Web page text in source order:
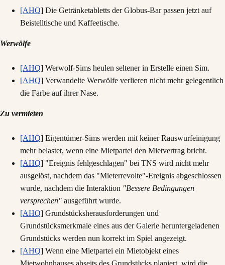
[AHQ] Die Getränketabletts der Globus-Bar passen jetzt auf
Beistelltische und Kaffeetische.
Werwölfe
[AHQ] Werwolf-Sims heulen seltener in Erstelle einen Sim.
[AHQ] Verwandelte Werwölfe verlieren nicht mehr gelegentlich
die Farbe auf ihrer Nase.
Zu vermieten
[AHQ] Eigentümer-Sims werden mit keiner Rauswurfeinigung
mehr belastet, wenn eine Mietpartei den Mietvertrag bricht.
[AHQ] "Ereignis fehlgeschlagen" bei TNS wird nicht mehr
ausgelöst, nachdem das "Mieterrevolte"-Ereignis abgeschlossen
wurde, nachdem die Interaktion "Bessere Bedingungen
versprechen" ausgeführt wurde.
[AHQ] Grundstücksherausforderungen und
Grundstücksmerkmale eines aus der Galerie heruntergeladenen
Grundstücks werden nun korrekt im Spiel angezeigt.
[AHQ] Wenn eine Mietpartei ein Mietobjekt eines
Mietwohnhauses abseits des Grundstücks planiert, wird die